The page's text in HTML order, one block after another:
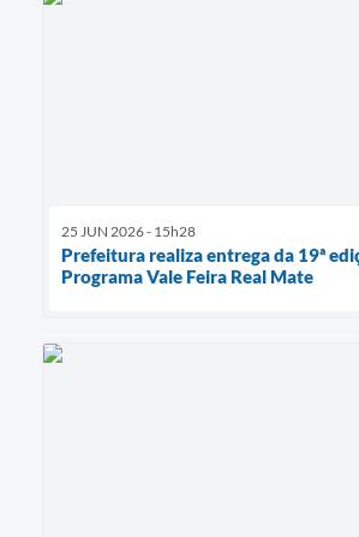
25 JUN 2026 - 15h28
Prefeitura realiza entrega da 19ª
Programa Vale Feira Real Mate